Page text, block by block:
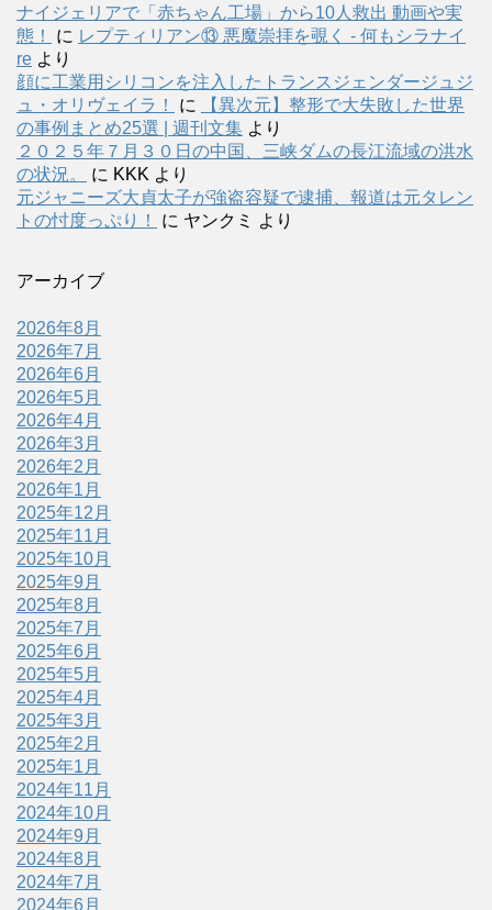
ナイジェリアで「赤ちゃん工場」から10人救出 動画や実
態！
に レプティリアン⑬ 悪魔崇拝を覗く - 何もシラナイ
re より
顔に工業用シリコンを注入したトランスジェンダージュジ
ュ・オリヴェイラ！
に
【異次元】整形で大失敗した世界
の事例まとめ25選 | 週刊文集 より
２０２５年７月３０日の中国、三峡ダムの長江流域の洪水
の状況。
に KKK より
元ジャニーズ大貞太子が強盗容疑で逮捕、報道は元タレン
トの忖度っぷり！
に ヤンクミ より
アーカイブ
2026年8月
2026年7月
2026年6月
2026年5月
2026年4月
2026年3月
2026年2月
2026年1月
2025年12月
2025年11月
2025年10月
2025年9月
2025年8月
2025年7月
2025年6月
2025年5月
2025年4月
2025年3月
2025年2月
2025年1月
2024年11月
2024年10月
2024年9月
2024年8月
2024年7月
2024年6月